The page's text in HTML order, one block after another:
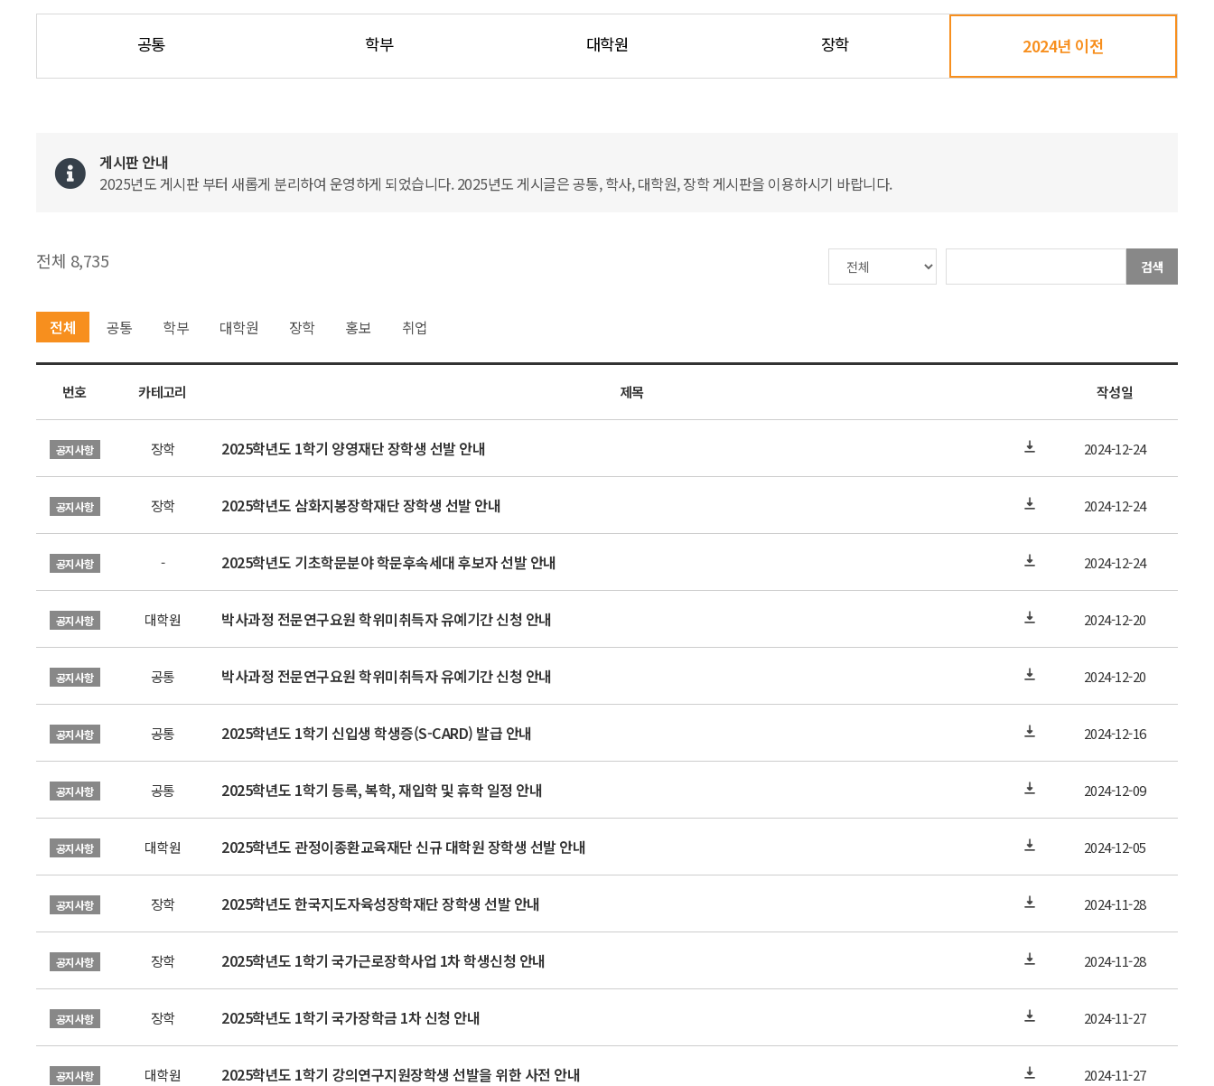
공통 학부 대학원 장학 2024년 이전
게시판 안내
2025년도 게시판 부터 새롭게 분리하여 운영하게 되었습니다. 2025년도 게시글은 공통, 학사, 대학원, 장학 게시판을 이용하시기 바랍니다.
전체 8,735 검색
전체 공통 학부 대학원 장학 홍보 취업
번호 카테고리 제목 작성일
공지사항 장학 2025학년도 1학기 양영재단 장학생 선발 안내 2024-12-24
공지사항 장학 2025학년도 삼화지봉장학재단 장학생 선발 안내 2024-12-24
공지사항 - 2025학년도 기초학문분야 학문후속세대 후보자 선발 안내 2024-12-24
공지사항 대학원 박사과정 전문연구요원 학위미취득자 유예기간 신청 안내 2024-12-20
공지사항 공통 박사과정 전문연구요원 학위미취득자 유예기간 신청 안내 2024-12-20
공지사항 공통 2025학년도 1학기 신입생 학생증(S-CARD) 발급 안내 2024-12-16
공지사항 공통 2025학년도 1학기 등록, 복학, 재입학 및 휴학 일정 안내 2024-12-09
공지사항 대학원 2025학년도 관정이종환교육재단 신규 대학원 장학생 선발 안내 2024-12-05
공지사항 장학 2025학년도 한국지도자육성장학재단 장학생 선발 안내 2024-11-28
공지사항 장학 2025학년도 1학기 국가근로장학사업 1차 학생신청 안내 2024-11-28
공지사항 장학 2025학년도 1학기 국가장학금 1차 신청 안내 2024-11-27
공지사항 대학원 2025학년도 1학기 강의연구지원장학생 선발을 위한 사전 안내 2024-11-27